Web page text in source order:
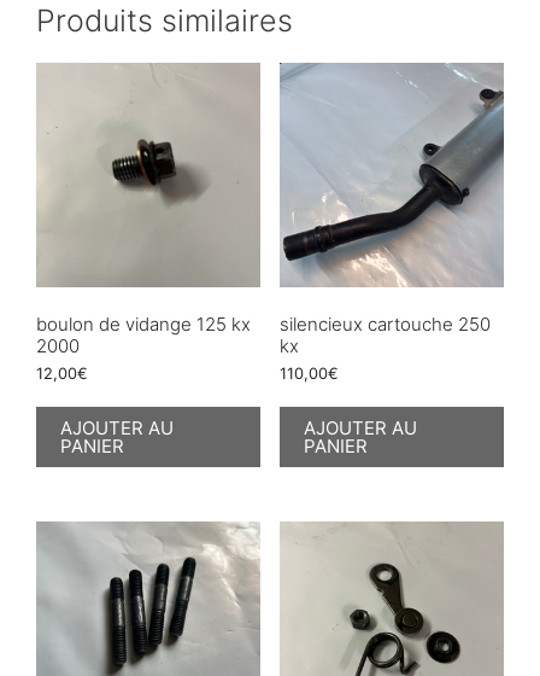
Produits similaires
boulon de vidange 125 kx
2000
12,00€
AJOUTER AU
PANIER
silencieux cartouche 250
kx
110,00€
AJOUTER AU
PANIER